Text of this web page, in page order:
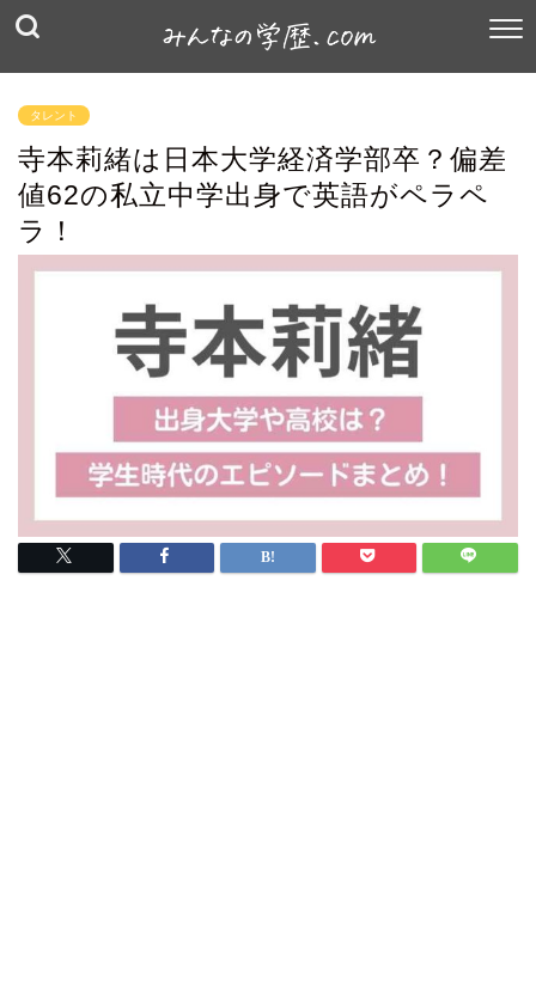
タレント
寺本莉緒は日本大学経済学部卒？偏差
値62の私立中学出身で英語がペラペ
ラ！